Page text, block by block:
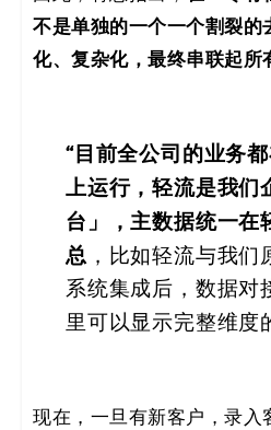
不是单独的一个一个割裂的
化、复杂化，最终串联起所
“目前全公司的业务
上运行，轻流是我们
台」，主数据统一在
总 ，比如轻流与我们
系统集成后，数据对
里可以显示完整维度
现在，一旦有新客户，录入